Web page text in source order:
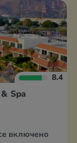
8.4
Spa
включено